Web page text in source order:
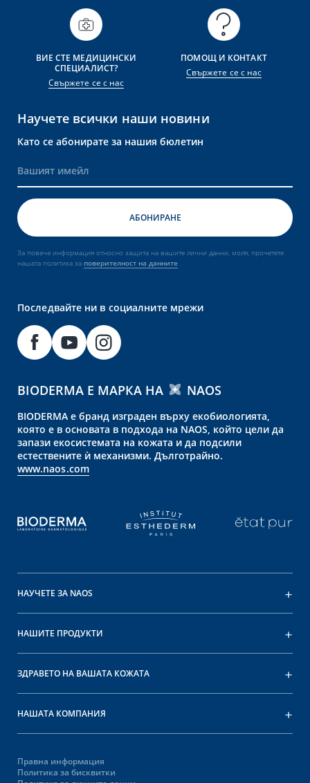
ВИЕ СТЕ МЕДИЦИНСКИ
СПЕЦИАЛИСТ?
Свържете се с нас
ПОМОЩ И КОНТАКТ
Свържете се с нас
Научете всички наши новини
Като се абонирате за нашия бюлетин
За повече информация относно защита на вашите лични данни, моля, прочетете
нашата политика за поверителност на данните
Последвайте ни в социалните мрежи
BIODERMA Е МАРКА НА NAOS
BIODERMA е бранд изграден върху екобиологията,
която е в основата в подхода на NAOS, който цели да
запази екосистемата на кожата и да подсили
естествените ѝ механизми. Дълготрайно.
www.naos.com
НАУЧЕТЕ ЗА NAOS
НАШИТЕ ПРОДУКТИ
ЗДРАВЕТО НА ВАШАТА КОЖАТА
НАШАТА КОМПАНИЯ
Правна информация
Политика за бисквитки